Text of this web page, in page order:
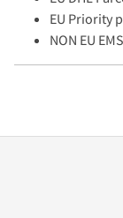
EU Priority
NON EU